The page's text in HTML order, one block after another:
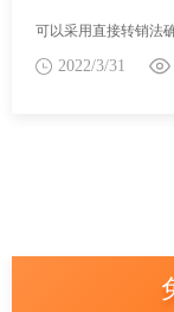
可以采用直接转销法
2022/3/31